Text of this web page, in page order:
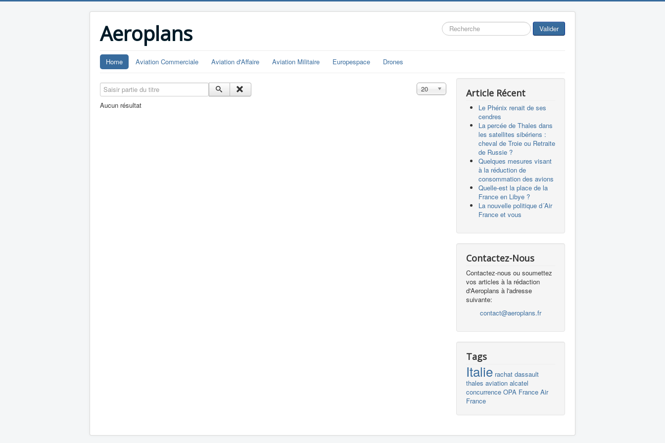
Aeroplans Rechercher Valider
Home Aviation Commerciale Aviation d'Affaire Aviation Militaire Europespace Drones
Saisir partie du titre Affichage #
20
Aucun résultat
Article Récent
Le Phénix renait de ses
cendres
La percée de Thales dans
les satellites sibériens :
cheval de Troie ou Retraite
de Russie ?
Quelques mesures visant
à la réduction de
consommation des avions
Quelle-est la place de la
France en Libye ?
La nouvelle politique d´Air
France et vous
Contactez-Nous
Contactez-nous ou soumettez
vos articles à la rédaction
d'Aeroplans à l'adresse
suivante:
contact@aeroplans.fr
Tags
Italie rachat dassault
thales aviation alcatel
concurrence OPA France Air
France